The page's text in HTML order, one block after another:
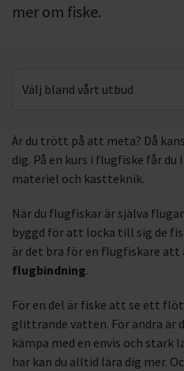
mer om fiske.
Välj bland vårt utbud
Fisketillsyn
Är du trött på att meta? Då
dig. På en kurs i flugfiske får
materiel och kastteknik.
När du flugfiskar är själva
byggd för att locka till sig de
är det bra för en flugfiskare att
flugbindning.
För en del är fiske att se ett
glittrande vatten. För andra är
kämpa med en envis och stark
har kan du alltid lära dig mer.